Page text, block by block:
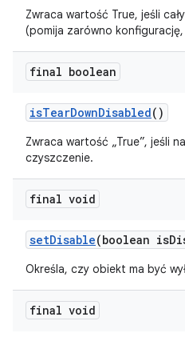
Zwraca wartość True, jeśli
(pomija zarówno konfigurację,
final boolean
isTearDownDisabled()
Zwraca wartość „True”, jeśli
czyszczenie.
final void
setDisable(boolean is
Określa, czy obiekt ma być
final void